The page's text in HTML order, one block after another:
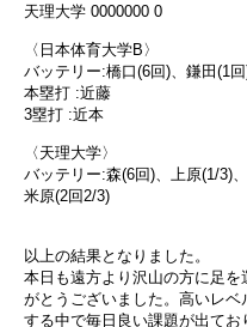
天理大学 0000000 0
〈日本体育大学B〉
バッテリー:橋口(6回)、鎌田(1
本塁打 :近藤
3塁打 :近本
〈天理大学〉
バッテリー:森(6回)、上原(1/3)
米原(2回2/3)
以上の結果となりました。
本日も遠方より沢山の方に足
がとうございました。高いレ
する中で毎日良い課題が出て